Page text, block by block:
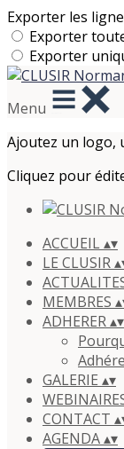
Exporter les
Exporter
Exporter
Menu
Ajoutez un logo,
Cliquez pour
ACCUEIL▴▾
LE CLUSIR▴
MEMBRES ▴
ADHERER▴▾
GALERIE ▴▾
CONTACT ▴
AGENDA▴▾